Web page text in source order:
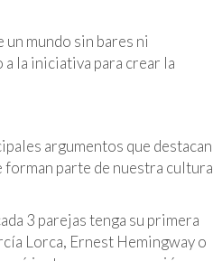
mundo sin bares ni
a la iniciativa para crear la
argumentos que destacan
parte de nuestra cultura
3 parejas tenga su primera
Lorca, Ernest Hemingway o